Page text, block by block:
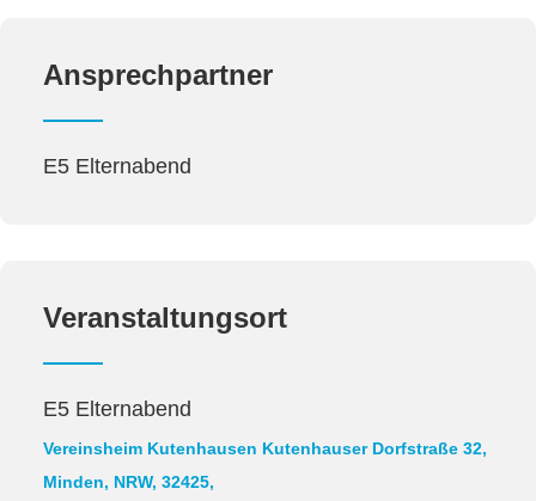
Ansprechpartner
E5 Elternabend
Veranstaltungsort
E5 Elternabend
Vereinsheim Kutenhausen Kutenhauser Dorfstraße 32,
Minden, NRW, 32425,